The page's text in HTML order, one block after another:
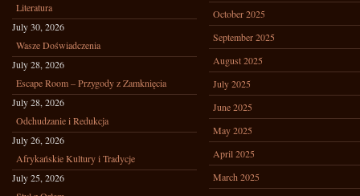
Literatura
July 30, 2026
Wasze Doświadczenia
July 28, 2026
Escape Room – Przygody z Zamknięcia
July 28, 2026
Odchudzanie i Redukcja
July 26, 2026
Afrykańskie Kultury i Tradycje
July 25, 2026
October 2025
September 2025
August 2025
July 2025
June 2025
May 2025
April 2025
March 2025